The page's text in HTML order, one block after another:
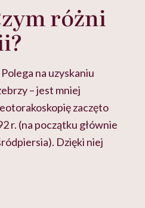
różni
Polega na uzyskaniu
– jest mniej
zaczęto
r. (na początku głównie
Dzięki niej